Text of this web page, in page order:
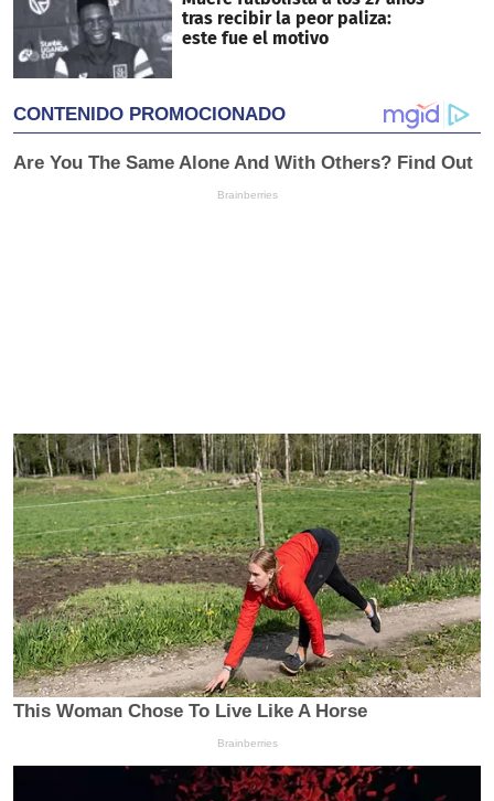
tras recibir la peor paliza:
este fue el motivo